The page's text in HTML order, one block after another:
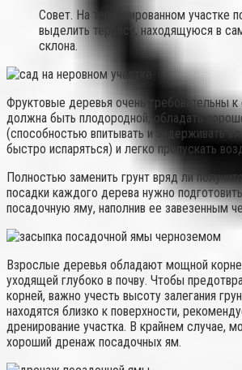
Совет. На террасированном участке
выделить террасу, находящуюся в
склона.
Фруктовые деревья очень требовательны к
должна быть плодородной, обладать
(способностью впитывать и задерживать
быстро испаряться) и легко пропускать
Полностью заменить грунт вряд ли
посадки каждого дерева нужно
посадочную яму, наполнив ее завезенным
Взрослые деревья обладают мощной
уходящей глубоко в почву. Чтобы
корней, важно учесть высоту залегания
находятся близко к поверхности,
дренирование участка. В крайнем случае,
хороший дренаж посадочных ям.